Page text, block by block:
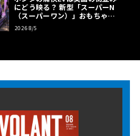
にどう映る？ 新型「スーパーN
（スーパーワン）」おもちゃ箱
ツアーの全貌
2026 8/5